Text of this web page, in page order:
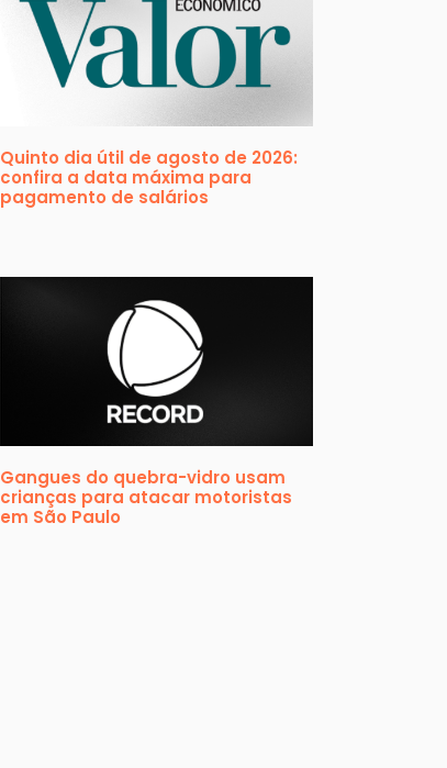
Quinto dia útil de agosto de 2026:
confira a data máxima para
pagamento de salários
Gangues do quebra-vidro usam
crianças para atacar motoristas
em São Paulo